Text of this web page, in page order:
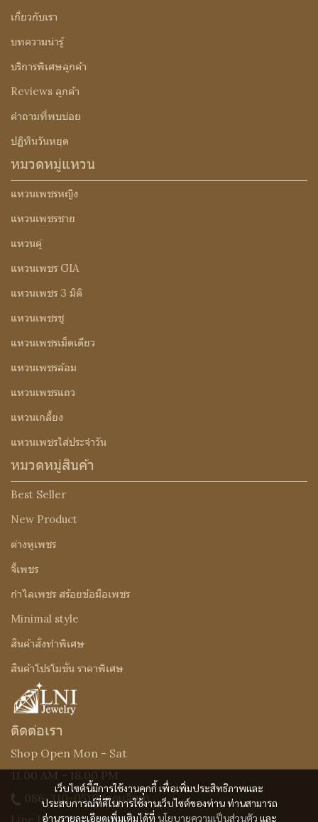
เว็บไซต์นี้มีการใช้งานคุกกี้ เพื่อเพิ่มประสิทธิภาพและ
ประสบการณ์ที่ดีในการใช้งานเว็บไซต์ของท่าน ท่านสามารถ
อ่านรายละเอียดเพิ่มเติมได้ที่ นโยบายความเป็นส่วนตัว และ
เกี่ยวกับเรา
บทความน่ารู้
บริการพิเศษลูกค้า
Reviews ลูกค้า
คำถามที่พบบ่อย
ปฏิทินวันหยุด
หมวดหมู่แหวน
แหวนเพชรหญิง
แหวนเพชรชาย
แหวนคู่
แหวนเพชร GIA
แหวนเพชร 3 มิติ
แหวนเพชรชู
แหวนเพชรเม็ดเดียว
แหวนเพชรล้อม
แหวนเพชรแถว
แหวนเกลี้ยง
แหวนเพชรใส่ประจำวัน
หมวดหมู่สินค้า
Best Seller
New Product
ต่างหูเพชร
จี้เพชร
กำไลเพชร สร้อยข้อมือเพชร
Minimal style
สินค้าสั่งทำพิเศษ
สินค้าโปรโมชั่น ราคาพิเศษ
ติดต่อเรา
Shop Open Mon - Sat
11.00 AM - 18.00 PM
086-310-0519(คุณเจี๊ยบ)